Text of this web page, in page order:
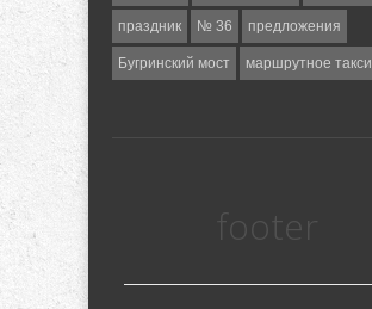
праздник № 36 предложения
Бугринский мост маршрутное такси
footer